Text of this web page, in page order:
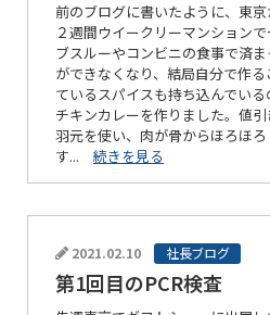
前のブログに書いたように、東
２週間ウイークリーマンション
ブスルーやコンビニの食事で済
ができなくなり、結局自分で作
ているスパイスも持ち込んでい
チキンカレーを作りました。値
羽元を使い、肉が骨からほろほ
す... 続きを見る
2021.02.10 社長ブログ
第1回目のPCR検査